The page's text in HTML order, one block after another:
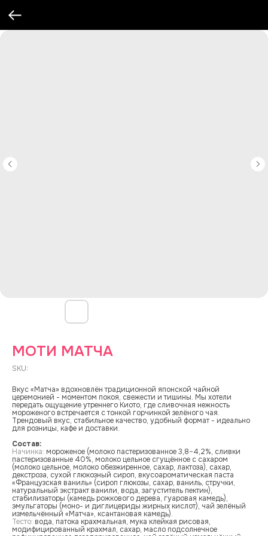
МОТИ МАТЧА
SKU:
Вкус «Матча» вдохновлён традиционной японской чайной
церемонией - моментом покоя, свежести и тишины. Мы хотели
передать ощущение утреннего Киото, где сливочная нежность
мороженого встречается с тонкой горчинкой зелёного чая.
Трендовый вкус, стабильное качество, удобный формат - идеально
для розницы, кафе и доставки.
Состав:
Начинка: мороженое (молоко пастеризованное 3,8–4,2%, сливки
пастеризованные 40%, молоко цельное сгущённое с сахаром
(молоко цельное, молоко обезжиренное, сахар, лактоза), сахар,
декстроза, сухой глюкозный сироп, вкусоароматическая паста
«Французская ваниль» (сироп глюкозы, сахар, ваниль, стручки,
натуральный экстракт ванили, вода, загуститель пектин),
стабилизаторы (камедь рожкового дерева, гуаровая камедь),
эмульгаторы (моно- и диглицериды жирных кислот), чай зелёный
измельчённый «Матча», ксантановая камедь).
Тесто: вода, патока крахмальная, мука клейкая рисовая,
модифицированный крахмал, сахар, масло подсолнечное